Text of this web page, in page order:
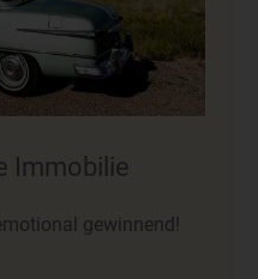
Immobilie
gewinnend!